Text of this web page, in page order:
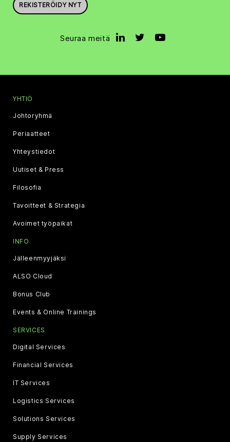
REKISTERÖIDY NYT
Seuraa meitä
YHTIÖ
Johtoryhmä
Periaatteet
Yhteystiedot
Uutiset & Press
Filosofia
Tavoitteet & Strategia
Avoimet työpaikat
INFO
Jälleenmyyjäksi
ALSO Cloud
Bonus Club
Events & Online Trainings
SERVICES
Digital Services
Financial Services
IT Services
Logistics Services
Solutions Services
Supply Services